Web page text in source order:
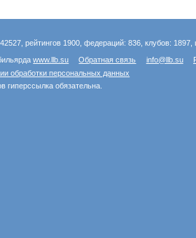
рейтингов 1900, федераций: 836, клубов:
www.llb.su Обратная связь info@llb.su
обработки персональных данных
гиперссылка обязательна.